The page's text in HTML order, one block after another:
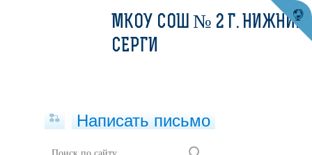
МКОУ СОШ № 2 Г. НИЖНИЕ
СЕРГИ
Написать письмо